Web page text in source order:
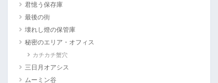
君憶う保存庫
最後の街
壊れし燈の保管庫
秘密のエリア・オフィス
カチカチ蟹穴
三日月オアシス
ムーミン谷